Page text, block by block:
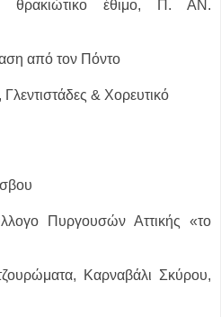
έθιμο, Π. ΑΝ.
από τον Πόντο
& Χορευτικό
Πυργουσών Αττικής «το
Καρναβάλι Σκύρου,